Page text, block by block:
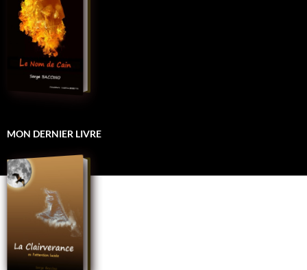
MON DERNIER LIVRE